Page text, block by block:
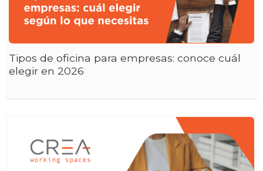
Tipos de oficina para empresas: conoce cuál
elegir en 2026